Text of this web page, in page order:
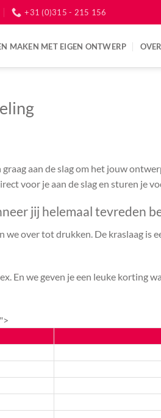
+31 (0)315 - 215 156
MAKEN MET EIGEN ONTWERP
aan de slag om het jouw
voor je aan de slag en sturen je
jij helemaal tevreden
we over tot drukken. De kraslaag is
En we geven je een leuke korting